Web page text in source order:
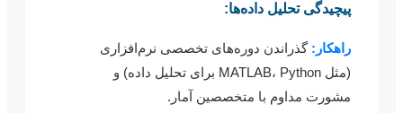
پیچیدگی تحلیل داده‌ها:
راهکار: گذراندن دوره‌های تخصصی نرم‌افزاری
(مثل MATLAB، Python برای تحلیل داده) و
مشورت مداوم با متخصصین آمار.